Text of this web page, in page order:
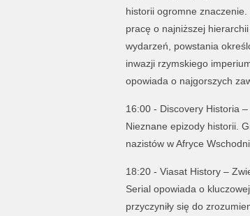
historii ogromne
pracę o najniższej
wydarzeń, powstania
inwazji rzymskiego
opowiada o najgorszych
16:00 - Discovery Historia –
Nieznane epizody historii.
nazistów w Afryce
18:20 - Viasat History –
Serial opowiada o
przyczyniły się do